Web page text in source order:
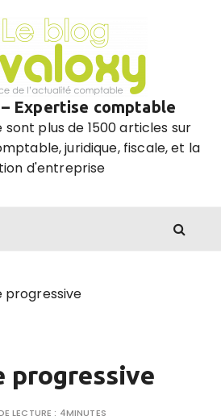
Expertise comptable
sont plus de 1500 articles sur
juridique, fiscale, et la
d'entreprise
progressive
progressive
LECTURE : 4MINUTES